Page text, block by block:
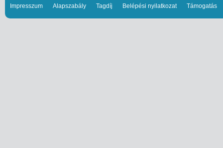
Impresszum Alapszabály Tagdíj Belépési nyilatkozat Támogatás